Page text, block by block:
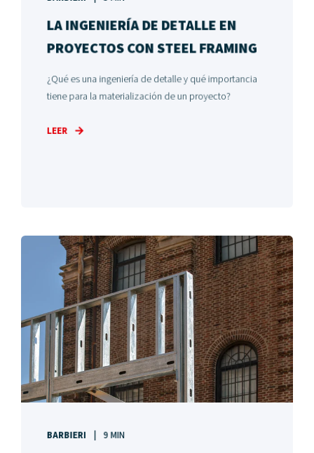
LA INGENIERÍA DE DETALLE EN
PROYECTOS CON STEEL FRAMING
¿Qué es una ingeniería de detalle y qué importancia
tiene para la materialización de un proyecto?
LEER
BARBIERI 9 MIN